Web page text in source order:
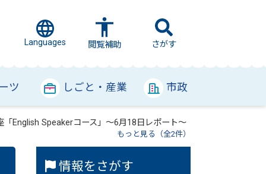
Languages 閲覧補助 さがす
ツ しごと・産業 市政
English Speakerコース」～6月18日レポート～
もっと見る（全2件）
情報をさがす